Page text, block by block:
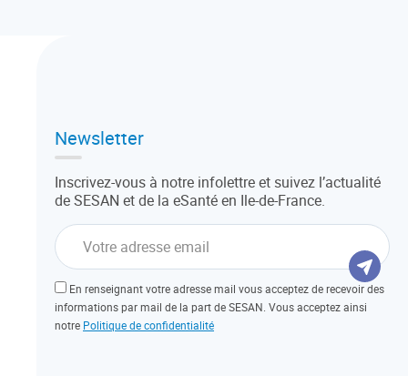
Newsletter
Inscrivez-vous à notre infolettre et suivez l’actualité
de SESAN et de la eSanté en Ile-de-France.
En renseignant votre adresse mail vous acceptez de recevoir des
informations par mail de la part de SESAN. Vous acceptez ainsi
notre Politique de confidentialité